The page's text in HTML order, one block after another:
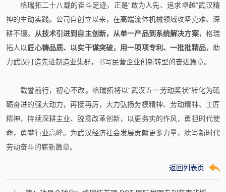
格瑞拓二十八载的奋斗足迹，正是“敢为人先、追求卓越”武汉精
神的生动实践。公司自创立以来，在高端流体机械领域攻坚克难、深
耕不辍。 从技术引进到自主创新，从单一产品到系统解决方案，格瑞
拓人以 匠心铸品质、以实干谋突破，用一项项专利、一批批精品，助
力武汉打造先进制造业集群，书写民营企业创新转型的奋进篇章。
载誉前行，初心不改。格瑞拓将以“武汉五一劳动奖状”转化为砥
砺奋进的强大动力，再接再厉，大力弘扬劳模精神、劳动精神、工匠
精神，持续深耕主业、锐意改革创新，以更务实的作风，勇担时代使
命，勇攀行业高峰。为武汉经济社会发展贡献更多力量，续写新时代
劳动奋斗的崭新篇章。
返回列表页